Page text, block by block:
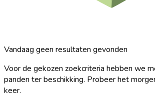
Vandaag geen resultaten gevonden
Voor de gekozen zoekcriteria hebben we
panden ter beschikking. Probeer het
keer.